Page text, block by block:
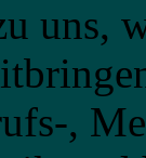
uns,
,